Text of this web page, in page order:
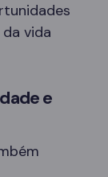
vida
e